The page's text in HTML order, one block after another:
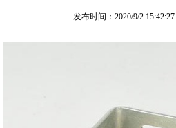
发布时间：2020/9/2